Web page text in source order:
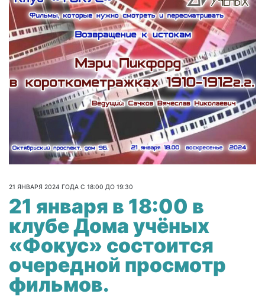
21 ЯНВАРЯ 2024 ГОДА С 18:00 ДО 19:30
21 января в 18:00 в
клубе Дома учёных
«Фокус» состоится
очередной просмотр
фильмов.